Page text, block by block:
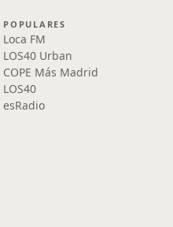
POPULARES
Loca FM
LOS40 Urban
COPE Más Madrid
LOS40
esRadio